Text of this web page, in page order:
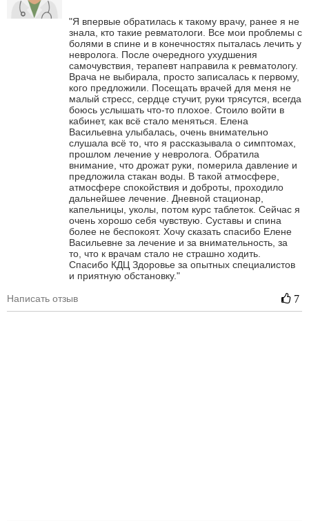
"Я впервые обратилась к такому врачу, ранее я не
знала, кто такие ревматологи. Все мои проблемы с
болями в спине и в конечностях пыталась лечить у
невролога. После очередного ухудшения
самочувствия, терапевт направила к ревматологу.
Врача не выбирала, просто записалась к первому,
кого предложили. Посещать врачей для меня не
малый стресс, сердце стучит, руки трясутся, всегда
боюсь услышать что-то плохое. Стоило войти в
кабинет, как всё стало меняться. Елена
Васильевна улыбалась, очень внимательно
слушала всё то, что я рассказывала о симптомах,
прошлом лечение у невролога. Обратила
внимание, что дрожат руки, померила давление и
предложила стакан воды. В такой атмосфере,
атмосфере спокойствия и доброты, проходило
дальнейшее лечение. Дневной стационар,
капельницы, уколы, потом курс таблеток. Сейчас я
очень хорошо себя чувствую. Суставы и спина
более не беспокоят. Хочу сказать спасибо Елене
Васильевне за лечение и за внимательность, за
то, что к врачам стало не страшно ходить.
Спасибо КДЦ Здоровье за опытных специалистов
и приятную обстановку."
Написать отзыв 7